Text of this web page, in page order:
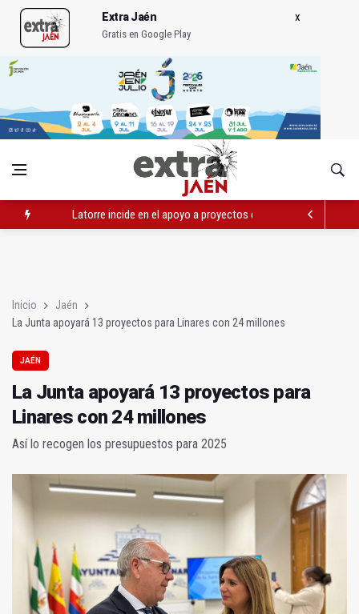
Extra Jaén
Gratis en Google Play
Latorre incide en el apoyo a proyectos de cooperación
Inicio
Jaén
La Junta apoyará 13 proyectos para Linares con 24 millones
JAÉN
La Junta apoyará 13 proyectos para
Linares con 24 millones
Así lo recogen los presupuestos para 2025